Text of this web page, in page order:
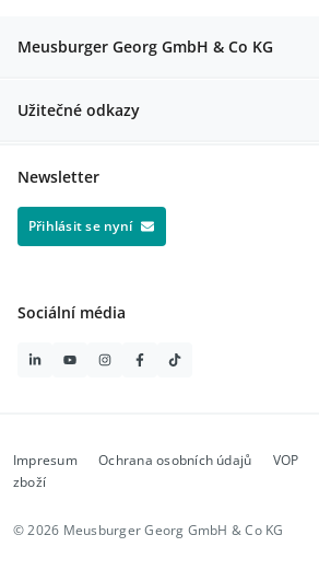
Meusburger Georg GmbH & Co KG
Užitečné odkazy
Newsletter
Přihlásit se nyní
Sociální média
Impresum Ochrana osobních údajů VOP
zboží
© 2026 Meusburger Georg GmbH & Co KG